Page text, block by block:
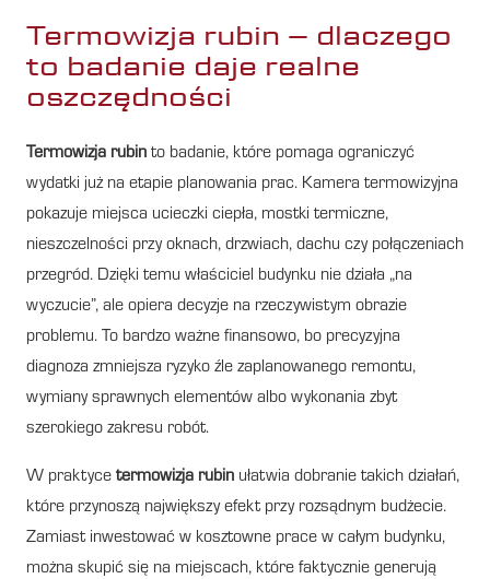
Termowizja rubin – dlaczego
to badanie daje realne
oszczędności
Termowizja rubin to badanie, które pomaga ograniczyć
wydatki już na etapie planowania prac. Kamera termowizyjna
pokazuje miejsca ucieczki ciepła, mostki termiczne,
nieszczelności przy oknach, drzwiach, dachu czy połączeniach
przegród. Dzięki temu właściciel budynku nie działa „na
wyczucie”, ale opiera decyzje na rzeczywistym obrazie
problemu. To bardzo ważne finansowo, bo precyzyjna
diagnoza zmniejsza ryzyko źle zaplanowanego remontu,
wymiany sprawnych elementów albo wykonania zbyt
szerokiego zakresu robót.
W praktyce termowizja rubin ułatwia dobranie takich działań,
które przynoszą największy efekt przy rozsądnym budżecie.
Zamiast inwestować w kosztowne prace w całym budynku,
można skupić się na miejscach, które faktycznie generują